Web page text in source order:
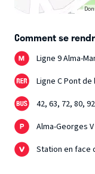
Comment se
Ligne 9 Alma-
Ligne C Pont de
42, 63, 72, 80, 92
Alma-Georges V
Station en face